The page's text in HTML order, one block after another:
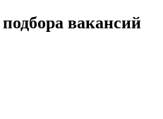
вакансий